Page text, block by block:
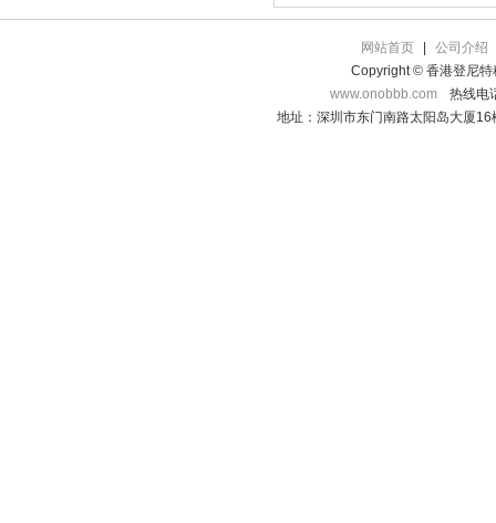
网站首页
公司介绍
Copyright © 香港登尼特
www.onobbb.com
热线电
地址：深圳市东门南路太阳岛大厦